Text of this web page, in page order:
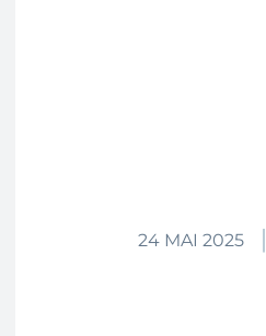
24 MAI 2025